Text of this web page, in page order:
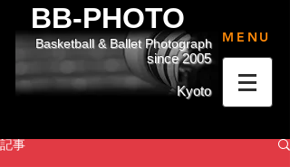
BB-PHOTO
since 2005
Basketball & Ballet Photograph
Kyoto
MENU
記事